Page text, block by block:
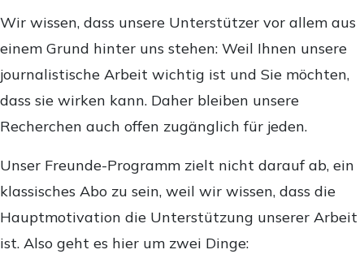
Wir wissen, dass unsere Unterstützer vor allem aus
einem Grund hinter uns stehen: Weil Ihnen unsere
journalistische Arbeit wichtig ist und Sie möchten,
dass sie wirken kann. Daher bleiben unsere
Recherchen auch offen zugänglich für jeden.
Unser Freunde-Programm zielt nicht darauf ab, ein
klassisches Abo zu sein, weil wir wissen, dass die
Hauptmotivation die Unterstützung unserer Arbeit
ist. Also geht es hier um zwei Dinge: